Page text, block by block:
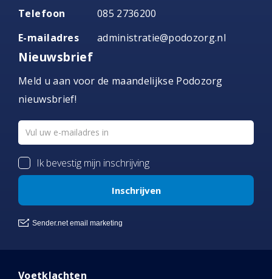
Telefoon
085 2736200
E-mailadres
administratie@podozorg.nl
Nieuwsbrief
Meld u aan voor de maandelijkse Podozorg
nieuwsbrief!
Voetklachten